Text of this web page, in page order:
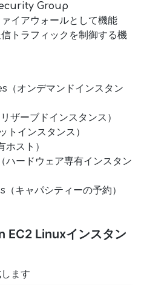
Group
イアウォールとして機能
トラフィックを制御する機
オンデマンドインスタン
ーブドインスタンス）
インスタンス）
スト）
ードウェア専有インスタン
キャパシティーの予約）
EC2 Linuxインスタン
ます